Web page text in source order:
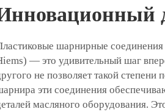
шарнирные
— это удивительный шаг
не позволяет такой
эти соединения
масляного оборудования.